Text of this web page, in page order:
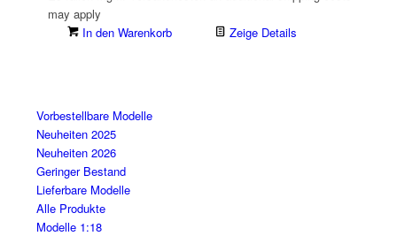
may apply
In den Warenkorb
Zeige Details
Vorbestellbare Modelle
Neuheiten 2025
Neuheiten 2026
Geringer Bestand
Lieferbare Modelle
Alle Produkte
Modelle 1:18